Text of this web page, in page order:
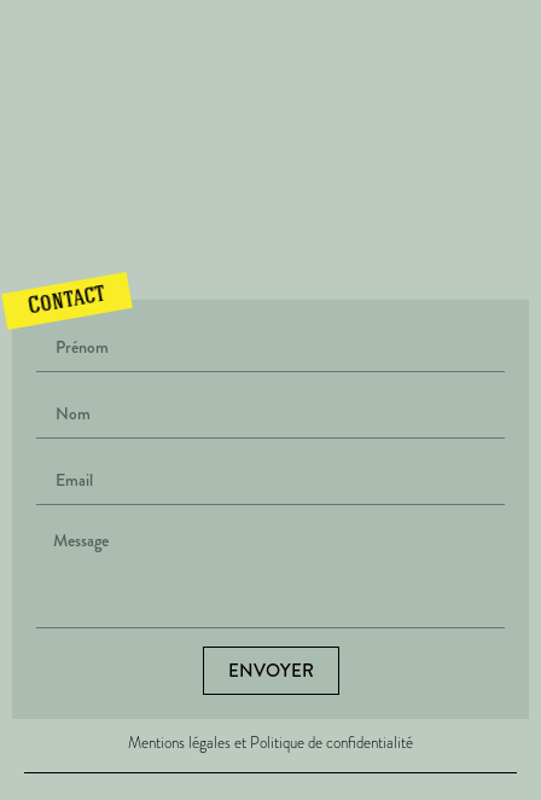
Contact
ENVOYER
Mentions légales et Politique de confidentialité